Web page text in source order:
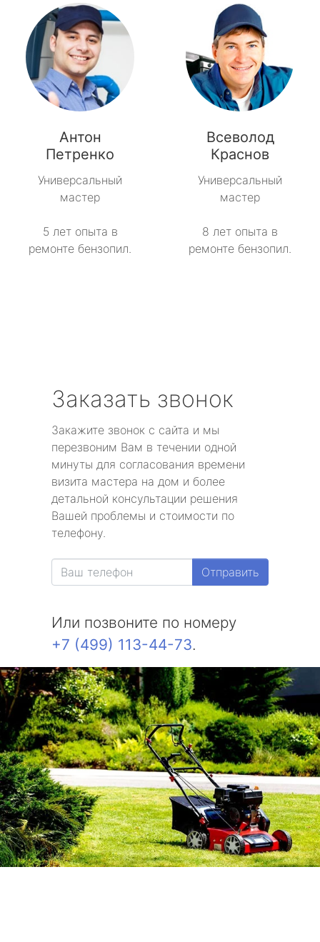
Антон
Петренко
Универсальный
мастер
5 лет опыта в
ремонте бензопил.
Всеволод
Краснов
Универсальный
мастер
8 лет опыта в
ремонте бензопил.
Заказать звонок
Закажите звонок с сайта и мы
перезвоним Вам в течении одной
минуты для согласования времени
визита мастера на дом и более
детальной консультации решения
Вашей проблемы и стоимости по
телефону.
Отправить
Или позвоните по номеру
+7 (499) 113-44-73.